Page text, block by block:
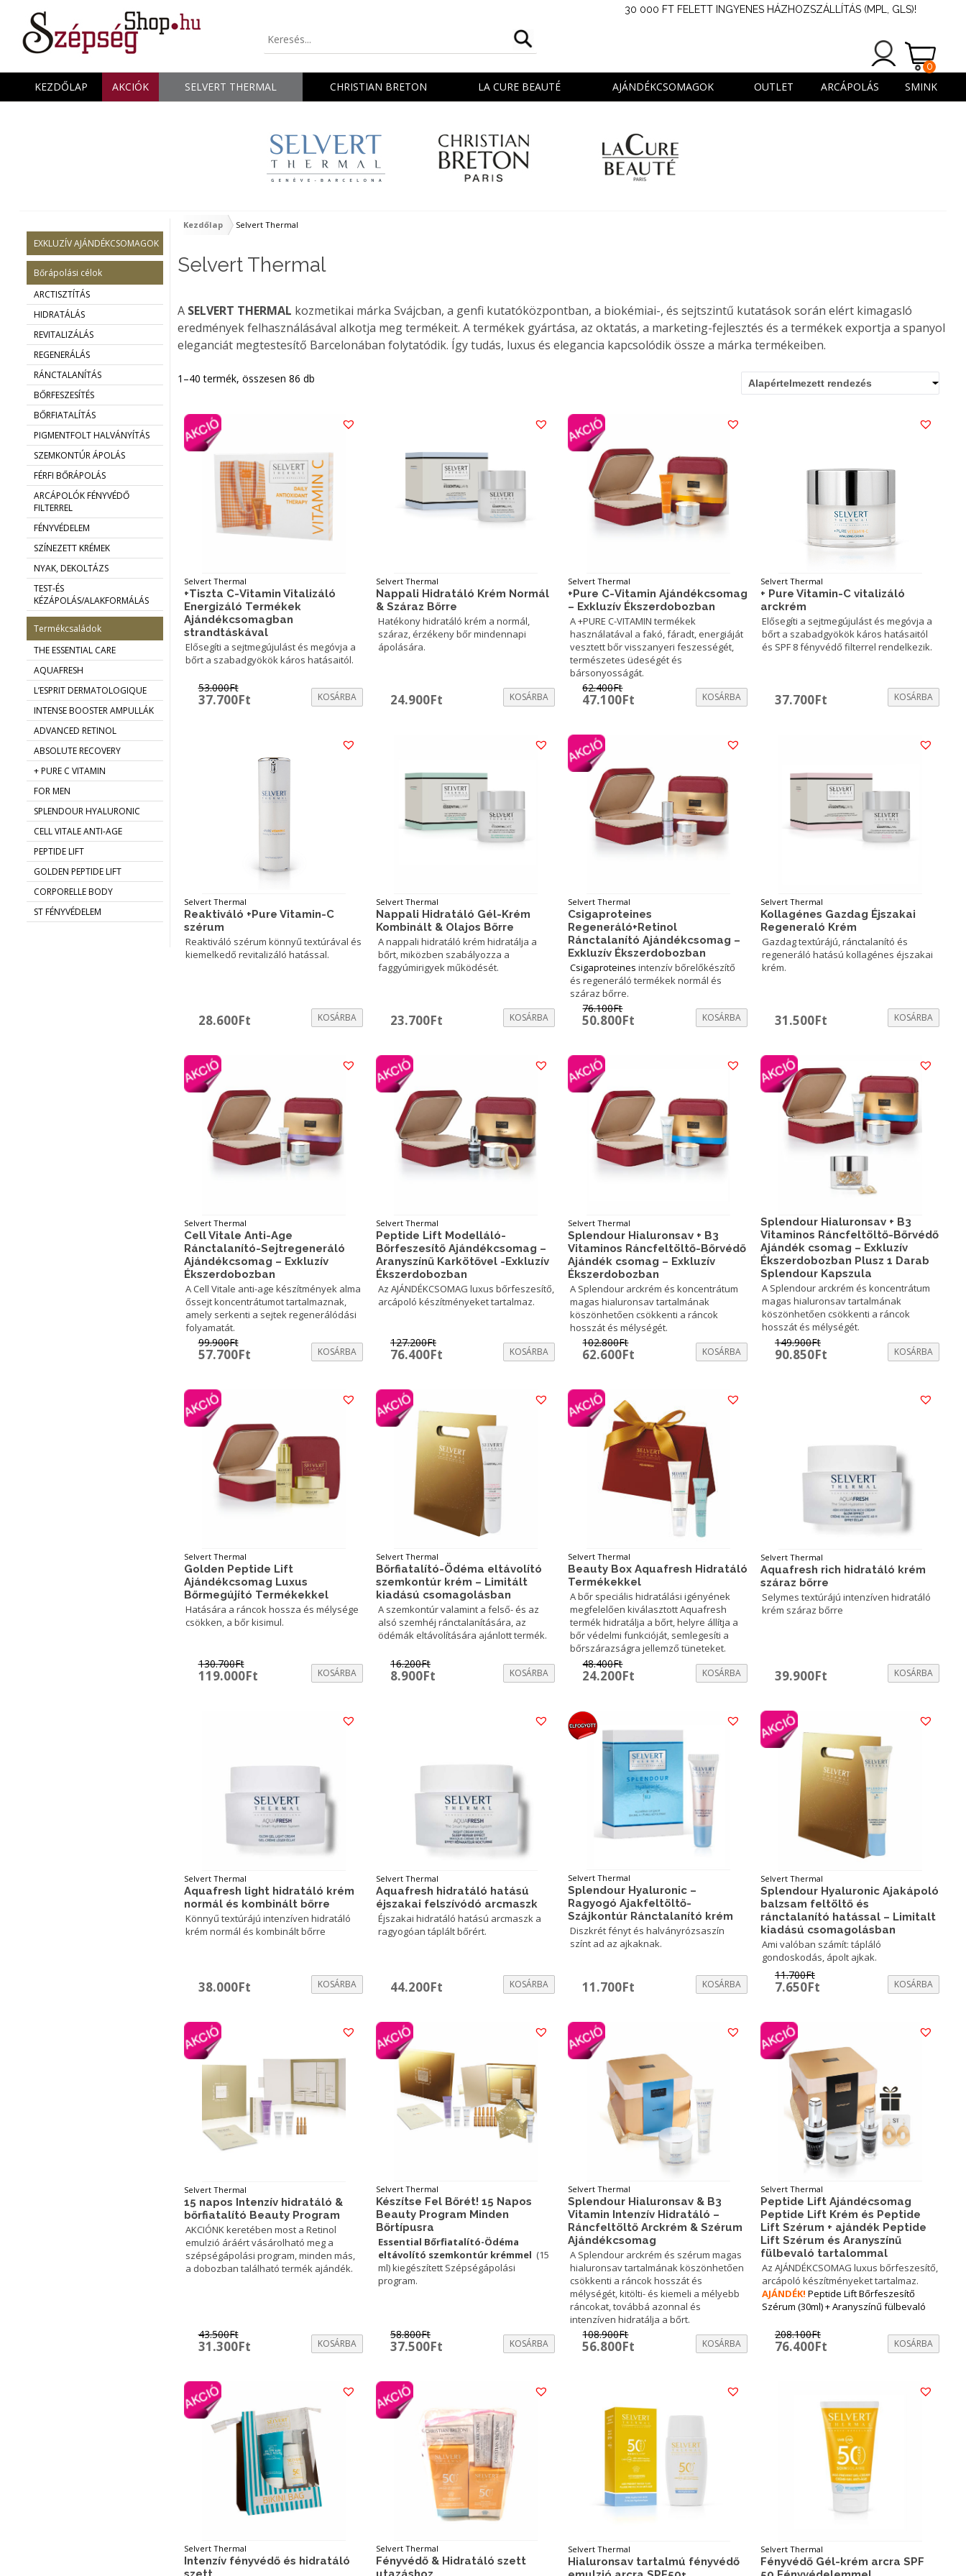
30 000 FT FELETT INGYENES HÁZHOZSZÁLLÍTÁS (MPL, GLS)!
0
KEZDŐLAP AKCIÓK SELVERT THERMAL CHRISTIAN BRETON LA CURE BEAUTÉ AJÁNDÉKCSOMAGOK OUTLET ARCÁPOLÁS SMINK
Kezdőlap Selvert Thermal
Selvert Thermal
A SELVERT THERMAL kozmetikai márka Svájcban, a genfi kutatóközpontban, a biokémiai-, és sejtszintű kutatások során elért kimagasló
eredmények felhasználásával alkotja meg termékeit. A termékek gyártása, az oktatás, a marketing-fejlesztés és a termékek exportja a spanyol
eleganciát megtestesítő Barcelonában folytatódik. Így tudás, luxus és elegancia kapcsolódik össze a márka termékeiben.
1–40 termék, összesen 86 db Alapértelmezett rendezés
Selvert Thermal
+Tiszta C-Vitamin Vitalizáló
Energizáló Termékek
Ajándékcsomagban
strandtáskával
Elősegíti a sejtmegújulást és megóvja a
bőrt a szabadgyökök káros hatásaitól.
53.000Ft
Original
37.700FtCurrent KOSÁRBA
Selvert Thermal
Nappali Hidratáló Krém Normál
& Száraz Bőrre
Hatékony hidratáló krém a normál,
száraz, érzékeny bőr mindennapi
ápolására.
24.900Ft KOSÁRBA
Selvert Thermal
+Pure C-Vitamin Ajándékcsomag
– Exkluzív Ékszerdobozban
A +PURE C-VITAMIN termékek
használatával a fakó, fáradt, energiáját
vesztett bőr visszanyeri feszességét,
természetes üdeségét és
bársonyosságát.
62.400Ft
Original
62.400Ft.
47.100Ft KOSÁRBA
Selvert Thermal
+ Pure Vitamin-C vitalizáló
arckrém
Elősegíti a sejtmegújulást és megóvja a
bőrt a szabadgyökök káros hatásaitól
és SPF 8 fényvédő filterrel rendelkezik.
37.700Ft KOSÁRBA
Selvert Thermal
Reaktiváló +Pure Vitamin-C
szérum
Reaktiváló szérum könnyű textúrával és
kiemelkedő revitalizáló hatással.
28.600Ft KOSÁRBA
Selvert Thermal
Nappali Hidratáló Gél-Krém
Kombinált & Olajos Bőrre
A nappali hidratáló krém hidratálja a
bőrt, miközben szabályozza a
faggyúmirigyek működését.
23.700Ft KOSÁRBA
Selvert Thermal
Csigaproteines
Regeneráló+Retinol
Ránctalanító Ajándékcsomag –
Exkluzív Ékszerdobozban
Csigaproteines intenzív bőrelőkészítő
és regeneráló termékek normál és
száraz bőrre.
76.100Ft
Original
76.100Ft.
50.800Ft KOSÁRBA
Selvert Thermal
Kollagénes Gazdag Éjszakai
Regeneraló Krém
Gazdag textúrájú, ránctalanító és
regeneráló hatású kollagénes éjszakai
krém.
31.500Ft KOSÁRBA
Selvert Thermal
Cell Vitale Anti-Age
Ránctalanító-Sejtregeneráló
Ajándékcsomag – Exkluzív
Ékszerdobozban
A Cell Vitale anti-age készítmények alma
őssejt koncentrátumot tartalmaznak,
amely serkenti a sejtek regenerálódási
folyamatát.
99.900Ft
Original
99.900Ft.
57.700FtCurrent KOSÁRBA
Selvert Thermal
Peptide Lift Modelláló-
Bőrfeszesítő Ajándékcsomag –
Aranyszínű Karkötővel -Exkluzív
Ékszerdobozban
Az AJÁNDÉKCSOMAG luxus bőrfeszesítő,
arcápoló készítményeket tartalmaz.
127.200Ft
Original
127.200Ft.
76.400Ft KOSÁRBA
Selvert Thermal
Splendour Hialuronsav + B3
Vitaminos Ráncfeltöltő-Bőrvédő
Ajándék csomag – Exkluzív
Ékszerdobozban
A Splendour arckrém és koncentrátum
magas hialuronsav tartalmának
köszönhetően csökkenti a ráncok
hosszát és mélységét.
102.800Ft
Original
102.800Ft.
62.600Ft KOSÁRBA
Splendour Hialuronsav + B3
Vitaminos Ráncfeltöltő-Bőrvédő
Ajándék csomag – Exkluzív
Ékszerdobozban Plusz 1 Darab
Splendour Kapszula
A Splendour arckrém és koncentrátum
magas hialuronsav tartalmának
köszönhetően csökkenti a ráncok
hosszát és mélységét.
149.900Ft
Original
90.850FtCurrent KOSÁRBA
Selvert Thermal
Golden Peptide Lift
Ajándékcsomag Luxus
Bőrmegújító Termékekkel
Hatására a ráncok hossza és mélysége
csökken, a bőr kisimul.
130.700Ft
Original
119.000FtCurrent KOSÁRBA
Selvert Thermal
Bőrfiatalító-Ödéma eltávolító
szemkontúr krém – Limitált
kiadású csomagolásban
A szemkontúr valamint a felső- és az
alsó szemhéj ránctalanítására, az
ödémák eltávolítására ajánlott termék.
16.200Ft
Original
8.900Ft KOSÁRBA
Selvert Thermal
Beauty Box Aquafresh Hidratáló
Termékekkel
A bőr speciális hidratálási igényének
megfelelően kiválasztott Aquafresh
termék hidratálja a bőrt, helyre állítja a
bőr védelmi funkcióját, semlegesíti a
bőrszárazságra jellemző tüneteket.
48.400Ft
Original
48.400Ft.
24.200Ft KOSÁRBA
Selvert Thermal
Aquafresh rich hidratáló krém
száraz bőrre
Selymes textúrájú intenzíven hidratáló
krém száraz bőrre
39.900Ft KOSÁRBA
Selvert Thermal
Aquafresh light hidratáló krém
normál és kombinált bőrre
Könnyű textúrájú intenzíven hidratáló
krém normál és kombinált bőrre
38.000Ft KOSÁRBA
Selvert Thermal
Aquafresh hidratáló hatású
éjszakai felszívódó arcmaszk
Éjszakai hidratáló hatású arcmaszk a
ragyogóan táplált bőrért.
44.200Ft KOSÁRBA
Selvert Thermal
Splendour Hyaluronic –
Ragyogó Ajakfeltöltő-
Szájkontúr Ránctalanító krém
Diszkrét fényt és halványrózsaszín
színt ad az ajkaknak.
11.700Ft KOSÁRBA
Selvert Thermal
Splendour Hyaluronic Ajakápoló
balzsam feltöltő és
ránctalanító hatással – Limitalt
kiadású csomagolásban
Ami valóban számít: tápláló
gondoskodás, ápolt ajkak.
11.700Ft
Original
11.700Ft.
7.650FtCurrent KOSÁRBA
Selvert Thermal
15 napos Intenzív hidratáló &
bőrfiatalító Beauty Program
AKCIÓNK keretében most a Retinol
emulzió áráért vásárolható meg a
szépségápolási program, minden más,
a dobozban található termék ajándék.
43.500Ft
Original
43.500Ft.
31.300FtCurrent KOSÁRBA
Selvert Thermal
Készítse Fel Bőrét! 15 Napos
Beauty Program Minden
Bőrtípusra
Essential Bőrfiatalító-Ödéma
eltávolító szemkontúr krémmel (15
ml) kiegészített Szépségápolási
program.
58.800Ft
Original
58.800Ft.
37.500Ft KOSÁRBA
Selvert Thermal
Splendour Hialuronsav & B3
Vitamin Intenzív Hidratáló –
Ráncfeltöltő Arckrém & Szérum
Ajándékcsomag
A Splendour arckrém és szérum magas
hialuronsav tartalmának köszönhetően
csökkenti a ráncok hosszát és
mélységét, kitölti- és kiemeli a mélyebb
ráncokat, továbbá azonnal és
intenzíven hidratálja a bőrt.
108.900Ft
Original
56.800Ft KOSÁRBA
Selvert Thermal
Peptide Lift Ajándécsomag
Peptide Lift Krém és Peptide
Lift Szérum + ajándék Peptide
Lift Szérum és Aranyszínű
fülbevaló tartalommal
Az AJÁNDÉKCSOMAG luxus bőrfeszesítő,
arcápoló készítményeket tartalmaz.
AJÁNDÉK!Peptide Lift Bőrfeszesítő
Szérum (30ml) + Aranyszínű fülbevaló
208.100Ft
Original
76.400FtCurrent KOSÁRBA
Selvert Thermal
Intenzív fényvédő és hidratáló
Selvert Thermal
Fényvédő & Hidratáló szett
Selvert Thermal
Hialuronsav tartalmú fényvédő
Selvert Thermal
Fényvédő Gél-krém arcra SPF
EXKLUZÍV AJÁNDÉKCSOMAGOK
Bőrápolási célok
ARCTISZTÍTÁS
HIDRATÁLÁS
REVITALIZÁLÁS
REGENERÁLÁS
RÁNCTALANÍTÁS
BŐRFESZESÍTÉS
BŐRFIATALÍTÁS
PIGMENTFOLT HALVÁNYÍTÁS
SZEMKONTÚR ÁPOLÁS
FÉRFI BŐRÁPOLÁS
ARCÁPOLÓK FÉNYVÉDŐ
FILTERREL
FÉNYVÉDELEM
SZÍNEZETT KRÉMEK
NYAK, DEKOLTÁZS
TEST-ÉS
KÉZÁPOLÁS/ALAKFORMÁLÁS
Termékcsaládok
THE ESSENTIAL CARE
AQUAFRESH
L’ESPRIT DERMATOLOGIQUE
INTENSE BOOSTER AMPULLÁK
ADVANCED RETINOL
ABSOLUTE RECOVERY
+ PURE C VITAMIN
FOR MEN
SPLENDOUR HYALURONIC
CELL VITALE ANTI-AGE
PEPTIDE LIFT
GOLDEN PEPTIDE LIFT
CORPORELLE BODY
ST FÉNYVÉDELEM